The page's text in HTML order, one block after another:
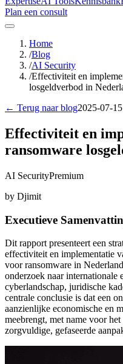
Plan een consult
Home
/Blog
/AI Security
/Effectiviteit en
losgeldverbod in
← Terug naar blog2025-07-15
Effectiviteit en
ransomware
AI SecurityPremium
by Djimit
Executieve
Dit rapport presenteert een
effectiviteit en implementatie
voor ransomware in
onderzoek naar internationale
cyberlandschap, juridische
centrale conclusie is dat een
aanzienlijke economische en
meebrengt, met name voor
zorgvuldige, gefaseerde